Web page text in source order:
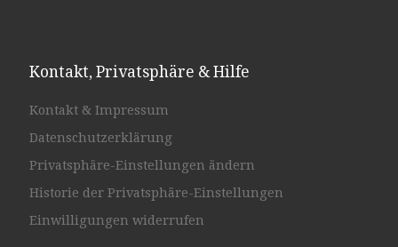
Kontakt, Privatsphäre & Hilfe
Kontakt & Impressum
Datenschutzerklärung
Privatsphäre-Einstellungen ändern
Historie der Privatsphäre-Einstellungen
Einwilligungen widerrufen